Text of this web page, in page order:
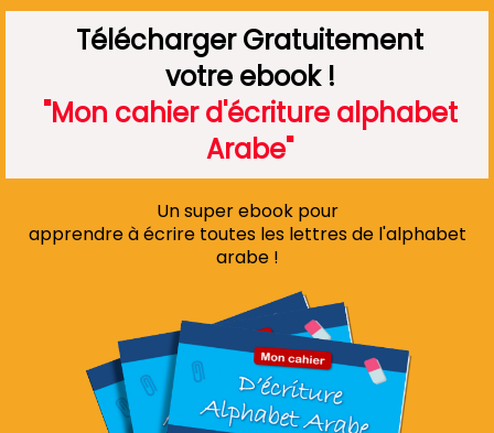
Télécharger Gratuitement
votre ebook !
"Mon cahier d'écriture alphabet
Arabe"
Un super ebook pour
apprendre à écrire toutes les lettres de l'alphabet
arabe !